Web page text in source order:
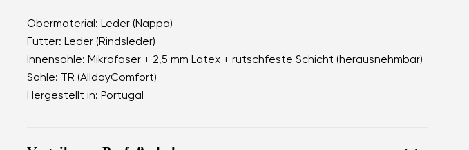
Obermaterial: Leder (Nappa)
Futter: Leder (Rindsleder)
Innensohle: Mikrofaser + 2,5 mm Latex + rutschfeste Schicht (herausnehmbar)
Sohle: TR (AlldayComfort)
Hergestellt in: Portugal